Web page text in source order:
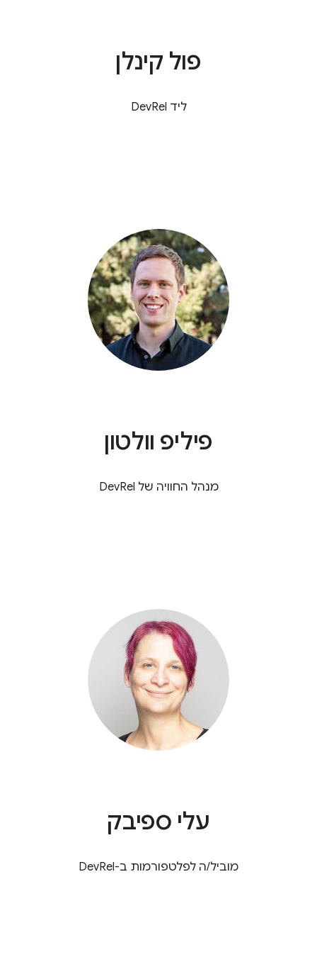
פול קינלן
ליד DevRel
פיליפ וולטון
מנהל החוויה של DevRel
עלי ספיבק
מוביל/ה לפלטפורמות ב-DevRel